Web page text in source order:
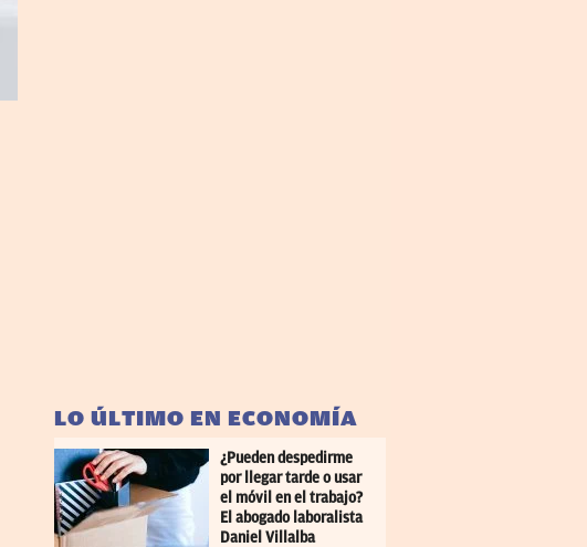
LO ÚLTIMO EN ECONOMÍA
¿Pueden despedirme
por llegar tarde o usar
el móvil en el trabajo?
El abogado laboralista
Daniel Villalba